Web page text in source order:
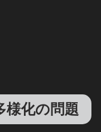
様化の問題